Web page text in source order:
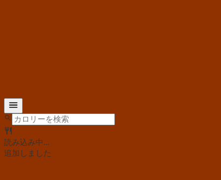
読み込み中...
追加しました